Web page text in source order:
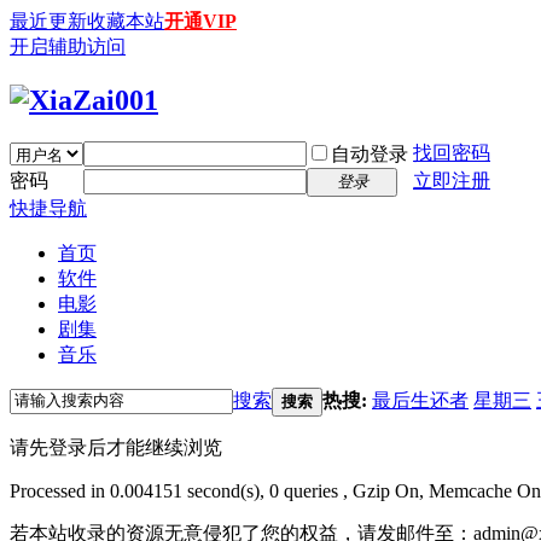
最近更新收藏本站开通VIP
开启辅助访问
自动登录 找回密码
密码
登录
立即注册
快捷导航
首页
软件
电影
剧集
音乐
搜索 搜索 热搜: 最后生还者 星期三
请先登录后才能继续浏览
Processed in 0.004151 second(s), 0 queries , Gzip On, Memcache
若本站收录的资源无意侵犯了您的权益，请发邮件至：